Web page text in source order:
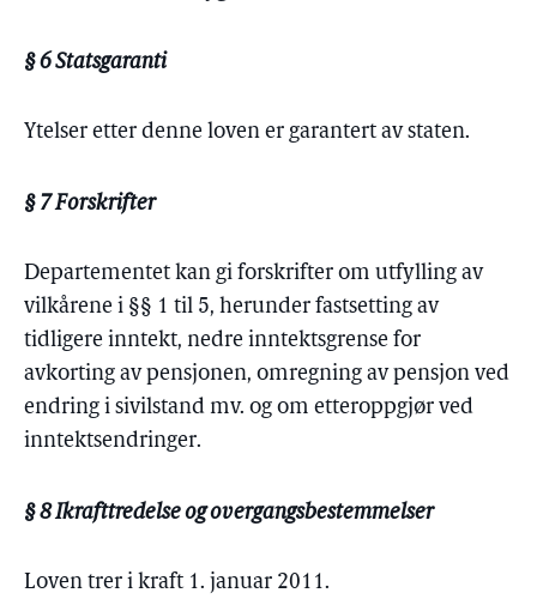
§ 6 Statsgaranti
Ytelser etter denne loven er garantert av staten.
§ 7 Forskrifter
Departementet kan gi forskrifter om utfylling av
vilkårene i §§ 1 til 5, herunder fastsetting av
tidligere inntekt, nedre inntektsgrense for
avkorting av pensjonen, omregning av pensjon ved
endring i sivilstand mv. og om etteroppgjør ved
inntektsendringer.
§ 8 Ikrafttredelse og overgangsbestemmelser
Loven trer i kraft 1. januar 2011.